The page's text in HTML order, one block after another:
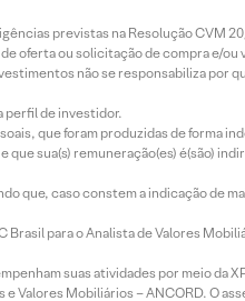
previstas na Resolução CVM
oferta ou solicitação de compra e/ou
não se responsabiliza por
perfil de investidor.
que foram produzidas de forma
sua(s) remuneração(es) é(são)
que, caso constem a indicação de
para o Analista de Valores
suas atividades por meio da
Valores Mobiliários – ANCORD. O